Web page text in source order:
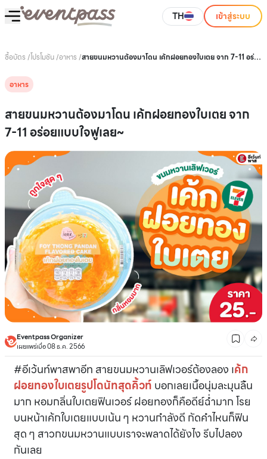
TH เข้าสู่ระบบ
ซื้อบัตร /โปรโมชัน/อาหาร /สายขนมหวานต้องมาโดน เค้กฝอยทองใบเตย จาก 7-11 อร่อย
อาหาร
สายขนมหวานต้องมาโดน เค้กฝอยทองใบเตย จาก
7-11 อร่อยแบบใจฟูเลย~
Eventpass Organizer
เผยแพร่เมื่อ 08 ธ.ค. 2566
#อีเว้นท์พาสพาอีท สายขนมหวานเลิฟเวอร์ต้องลอง เค้ก
ฝอยทองใบเตยรูปโดนัทสุดคิ้วท์ บอกเลยเนื้อนุ่มละมุนลิ้น
มาก หอมกลิ่นใบเตยฟินเวอร์ ฝอยทองก็คือดีย์ฉ่ำมาก โรย
บนหน้าเค้กใบเตยแบบเน้น ๆ หวานกำลังดี กัดคำไหนก็ฟิน
สุด ๆ สาวกขนมหวานแบบเราจะพลาดได้ยังไง รีบไปลอง
กันเลย